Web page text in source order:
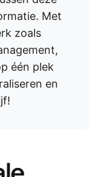
Met
zoals
één plek
en